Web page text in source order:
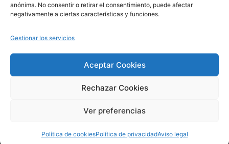
anónima. No consentir o retirar el consentimiento, puede afectar
negativamente a ciertas características y funciones.
Gestionar los servicios
Aceptar Cookies
Rechazar Cookies
Ver preferencias
Política de cookiesPolítica de privacidadAviso legal
© 2020, Fundación Alba Pérez. All Rights Reserved
Política de privacidad